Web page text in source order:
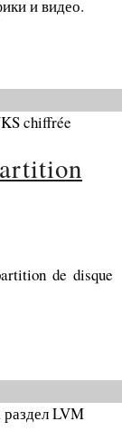
и видео.
de disque